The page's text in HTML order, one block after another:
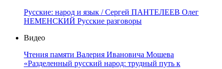
Русские: народ и язык / Сергей ПАНТЕЛЕЕВ Олег
НЕМЕНСКИЙ Русские разговоры
Видео
Чтения памяти Валерия Ивановича Мошева
«Разделенный русский народ: трудный путь к